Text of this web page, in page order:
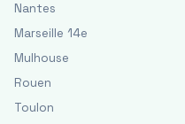
Nantes
Marseille 14e
Mulhouse
Rouen
Toulon